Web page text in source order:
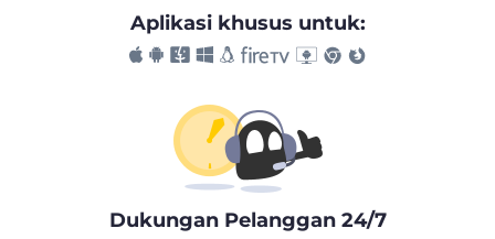
Aplikasi khusus untuk:
Dukungan Pelanggan 24/7